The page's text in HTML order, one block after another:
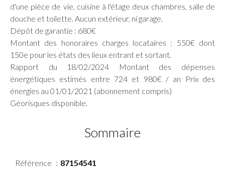
d'une pièce de vie, cuisine à l'étage deux chambres, salle de
douche et toilette. Aucun extérieur, ni garage.
Dépôt de garantie : 680€
Montant des honoraires charges locataires : 550€ dont
150e pour les états des lieux entrant et sortant.
Rapport du 18/02/2024 Montant des dépenses
énergétiques estimés entre 724 et 980€ / an Prix des
énergies au 01/01/2021 (abonnement compris)
Géorisques disponible.
Sommaire
Référence 87154541